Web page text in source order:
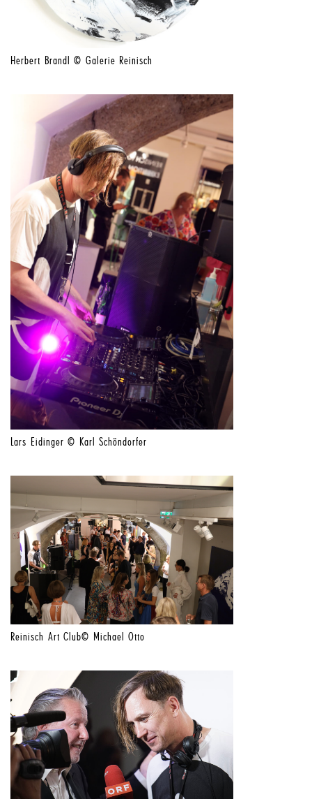
Herbert Brandl © Galerie Reinisch
Lars Eidinger © Karl Schöndorfer
Reinisch Art Club© Michael Otto